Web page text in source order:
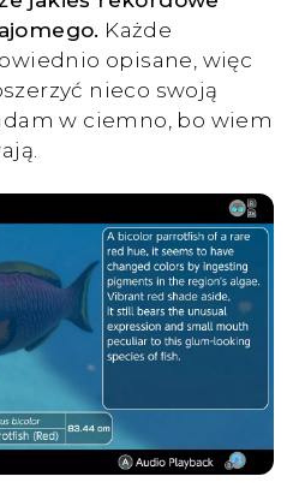
Każde
opisane, więc
nieco swoją
w ciemno, bo wiem